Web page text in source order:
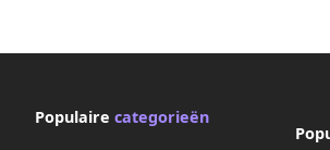
Populaire categorieën